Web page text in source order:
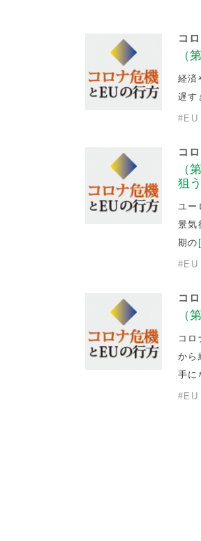
コ
（
経済
遅
# EU
コ
（
狙
ユー
景気
期の
# EU
コ
（
コ
から
手に
# EU